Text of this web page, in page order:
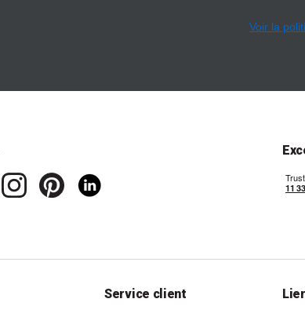
Voir la
Service client